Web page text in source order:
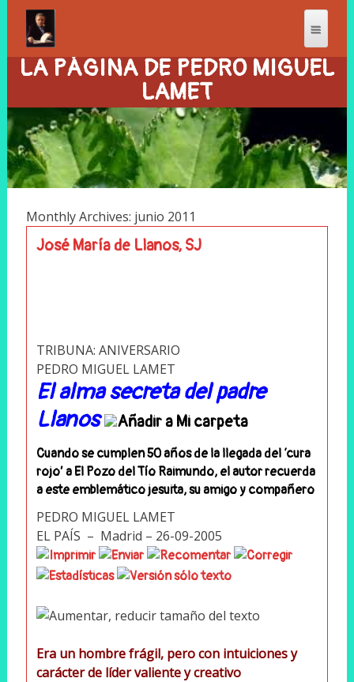
LA PÁGINA DE PEDRO MIGUEL
LAMET
Monthly Archives: junio 2011
José María de Llanos, SJ
TRIBUNA: ANIVERSARIO
PEDRO MIGUEL LAMET
El alma secreta del padre
Llanos
Cuando se cumplen 50 años de la llegada del ‘cura
rojo’ a El Pozo del Tío Raimundo, el autor recuerda
a este emblemático jesuita, su amigo y compañero
PEDRO MIGUEL LAMET
EL PAÍS – Madrid – 26-09-2005
Era un hombre frágil, pero con intuiciones y
carácter de líder valiente y creativo